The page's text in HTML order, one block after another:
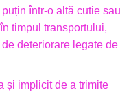
într-o altă cutie sau
timpul transportului,
deteriorare legate de
și implicit de a trimite